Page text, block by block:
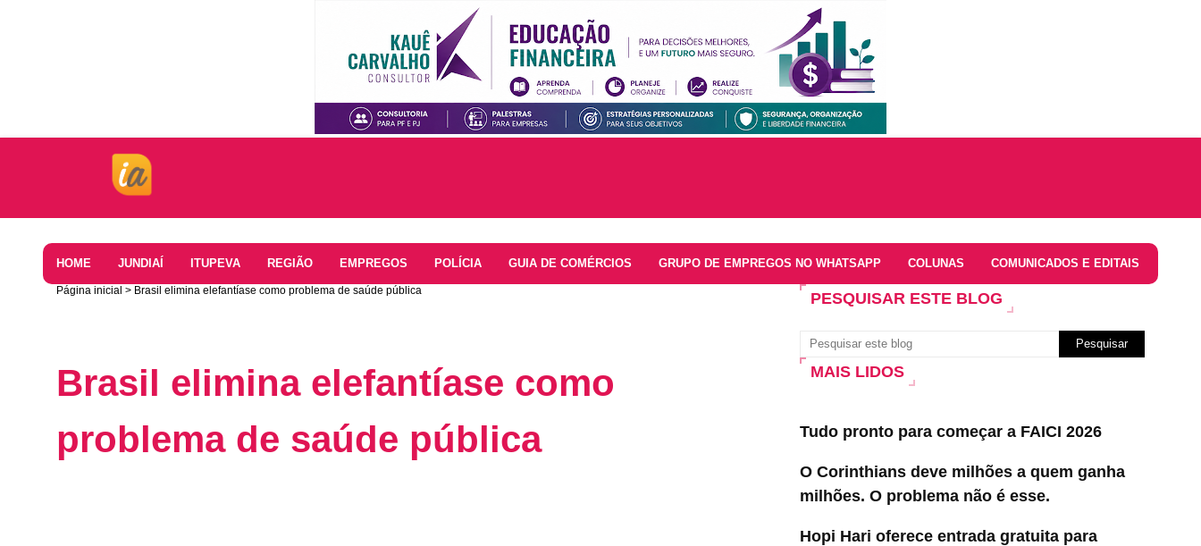
HOME JUNDIAÍ ITUPEVA REGIÃO EMPREGOS POLÍCIA GUIA DE COMÉRCIOS GRUPO DE EMPREGOS NO WHATSAPP COLUNAS COMUNICADOS E EDITAIS
Página inicial Brasil elimina elefantíase como problema de saúde pública
Brasil elimina elefantíase como
problema de saúde pública
PESQUISAR ESTE BLOG
MAIS LIDOS
Tudo pronto para começar a FAICI 2026
O Corinthians deve milhões a quem ganha
milhões. O problema não é esse.
Hopi Hari oferece entrada gratuita para